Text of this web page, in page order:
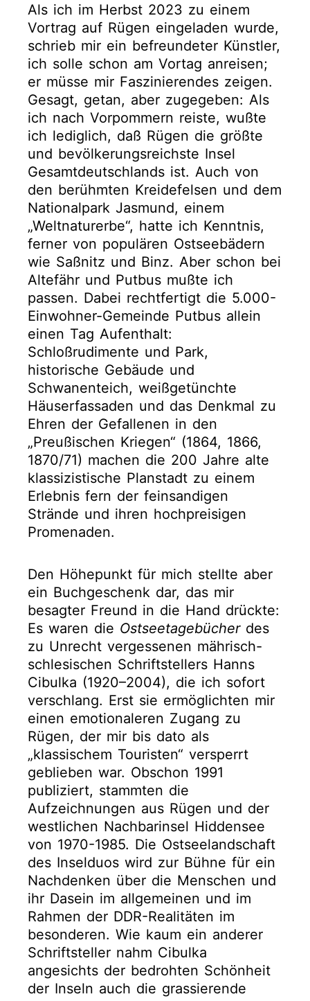
Als ich im Herbst 2023 zu einem
Vortrag auf Rügen eingeladen wurde,
schrieb mir ein befreundeter Künstler,
ich solle schon am Vortag anreisen;
er müsse mir Faszinierendes zeigen.
Gesagt, getan, aber zugegeben: Als
ich nach Vorpommern reiste, wußte
ich lediglich, daß Rügen die größte
und bevölkerungsreichste Insel
Gesamtdeutschlands ist. Auch von
den berühmten Kreidefelsen und dem
Nationalpark Jasmund, einem
„Weltnaturerbe“, hatte ich Kenntnis,
ferner von populären Ostseebädern
wie Saßnitz und Binz. Aber schon bei
Altefähr und Putbus mußte ich
passen. Dabei rechtfertigt die 5.000-
Einwohner-Gemeinde Putbus allein
einen Tag Aufenthalt:
Schloßrudimente und Park,
historische Gebäude und
Schwanenteich, weißgetünchte
Häuserfassaden und das Denkmal zu
Ehren der Gefallenen in den
„Preußischen Kriegen“ (1864, 1866,
1870/71) machen die 200 Jahre alte
klassizistische Planstadt zu einem
Erlebnis fern der feinsandigen
Strände und ihren hochpreisigen
Promenaden.
Den Höhepunkt für mich stellte aber
ein Buchgeschenk dar, das mir
besagter Freund in die Hand drückte:
Es waren die Ostseetagebücherdes
zu Unrecht vergessenen mährisch-
schlesischen Schriftstellers Hanns
Cibulka (1920–2004), die ich sofort
verschlang. Erst sie ermöglichten mir
einen emotionaleren Zugang zu
Rügen, der mir bis dato als
„klassischem Touristen“ versperrt
geblieben war. Obschon 1991
publiziert, stammten die
Aufzeichnungen aus Rügen und der
westlichen Nachbarinsel Hiddensee
von 1970-1985. Die Ostseelandschaft
des Inselduos wird zur Bühne für ein
Nachdenken über die Menschen und
ihr Dasein im allgemeinen und im
Rahmen der DDR-Realitäten im
besonderen. Wie kaum ein anderer
Schriftsteller nahm Cibulka
angesichts der bedrohten Schönheit
der Inseln auch die grassierende